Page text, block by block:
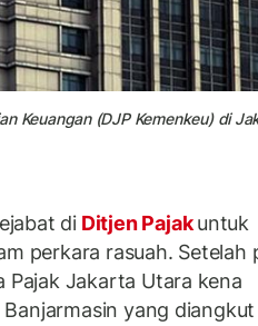
Keuangan (DJP Kemenkeu) di
di Ditjen Pajakuntuk
perkara rasuah. Setelah
Pajak Jakarta Utara kena
yang diangkut